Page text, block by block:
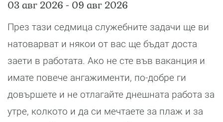
03 авг 2026 - 09 авг 2026
През тази седмица служебните задачи ще ви
натоварват и някои от вас ще бъдат доста
заети в работата. Ако не сте във ваканция и
имате повече ангажименти, по-добре ги
довършете и не отлагайте днешната работа за
утре, колкото и да си мечтаете за плаж и за